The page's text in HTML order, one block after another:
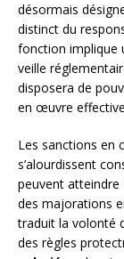
désormais
distinct du
fonction implique
veille
disposera de
en œuvre
Les sanctions en
s’alourdissent
peuvent
des majorations
traduit la volonté
des règles